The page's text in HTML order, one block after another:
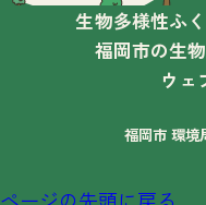
生物多様性ふ
福岡市の生
ウェ
福岡市 環境